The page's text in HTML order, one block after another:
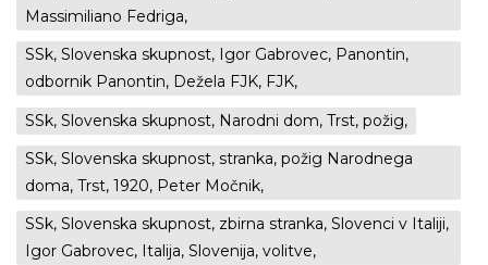
Massimiliano Fedriga,
SSk, Slovenska skupnost, Igor Gabrovec, Panontin,
odbornik Panontin, Dežela FJK, FJK,
SSk, Slovenska skupnost, Narodni dom, Trst, požig,
SSk, Slovenska skupnost, stranka, požig Narodnega
doma, Trst, 1920, Peter Močnik,
SSk, Slovenska skupnost, zbirna stranka, Slovenci v Italiji,
Igor Gabrovec, Italija, Slovenija, volitve,